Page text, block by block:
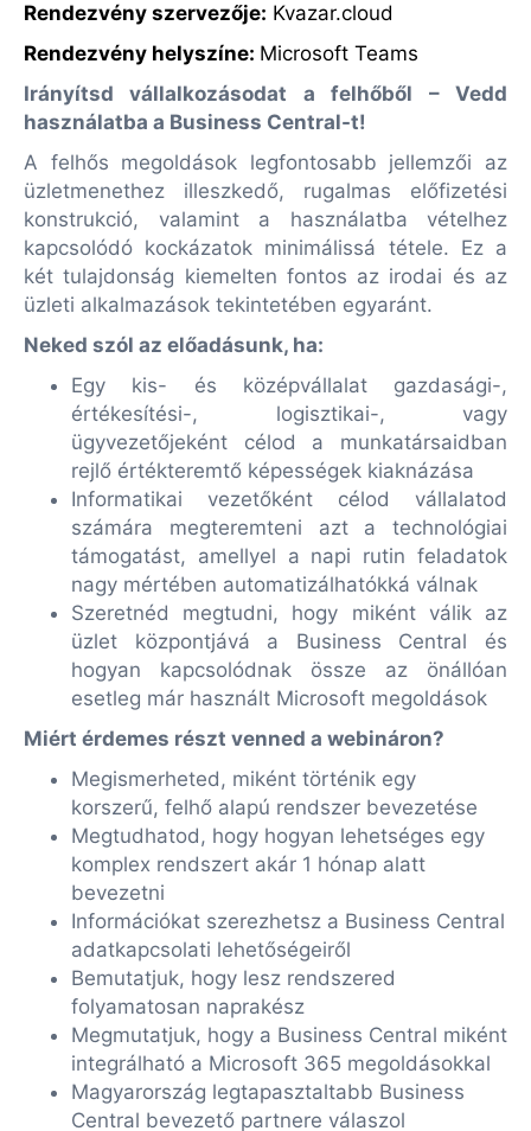
Rendezvény szervezője: Kvazar.cloud
Rendezvény helyszíne: Microsoft Teams
Irányítsd vállalkozásodat a felhőből – Vedd
használatba a Business Central-t!
A felhős megoldások legfontosabb jellemzői az
üzletmenethez illeszkedő, rugalmas előfizetési
konstrukció, valamint a használatba vételhez
kapcsolódó kockázatok minimálissá tétele. Ez a
két tulajdonság kiemelten fontos az irodai és az
üzleti alkalmazások tekintetében egyaránt.
Neked szól az előadásunk, ha:
Egy kis- és középvállalat gazdasági-,
értékesítési-, logisztikai-, vagy
ügyvezetőjeként célod a munkatársaidban
rejlő értékteremtő képességek kiaknázása
Informatikai vezetőként célod vállalatod
számára megteremteni azt a technológiai
támogatást, amellyel a napi rutin feladatok
nagy mértében automatizálhatókká válnak
Szeretnéd megtudni, hogy miként válik az
üzlet központjává a Business Central és
hogyan kapcsolódnak össze az önállóan
esetleg már használt Microsoft megoldások
Miért érdemes részt venned a webináron?
Megismerheted, miként történik egy
korszerű, felhő alapú rendszer bevezetése
Megtudhatod, hogy hogyan lehetséges egy
komplex rendszert akár 1 hónap alatt
bevezetni
Információkat szerezhetsz a Business Central
adatkapcsolati lehetőségeiről
Bemutatjuk, hogy lesz rendszered
folyamatosan naprakész
Megmutatjuk, hogy a Business Central miként
integrálható a Microsoft 365 megoldásokkal
Magyarország legtapasztaltabb Business
Central bevezető partnere válaszol